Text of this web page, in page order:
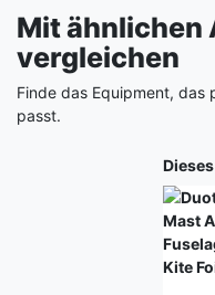
Mit ähnlichen
vergleichen
Finde das Equipment,
passt.